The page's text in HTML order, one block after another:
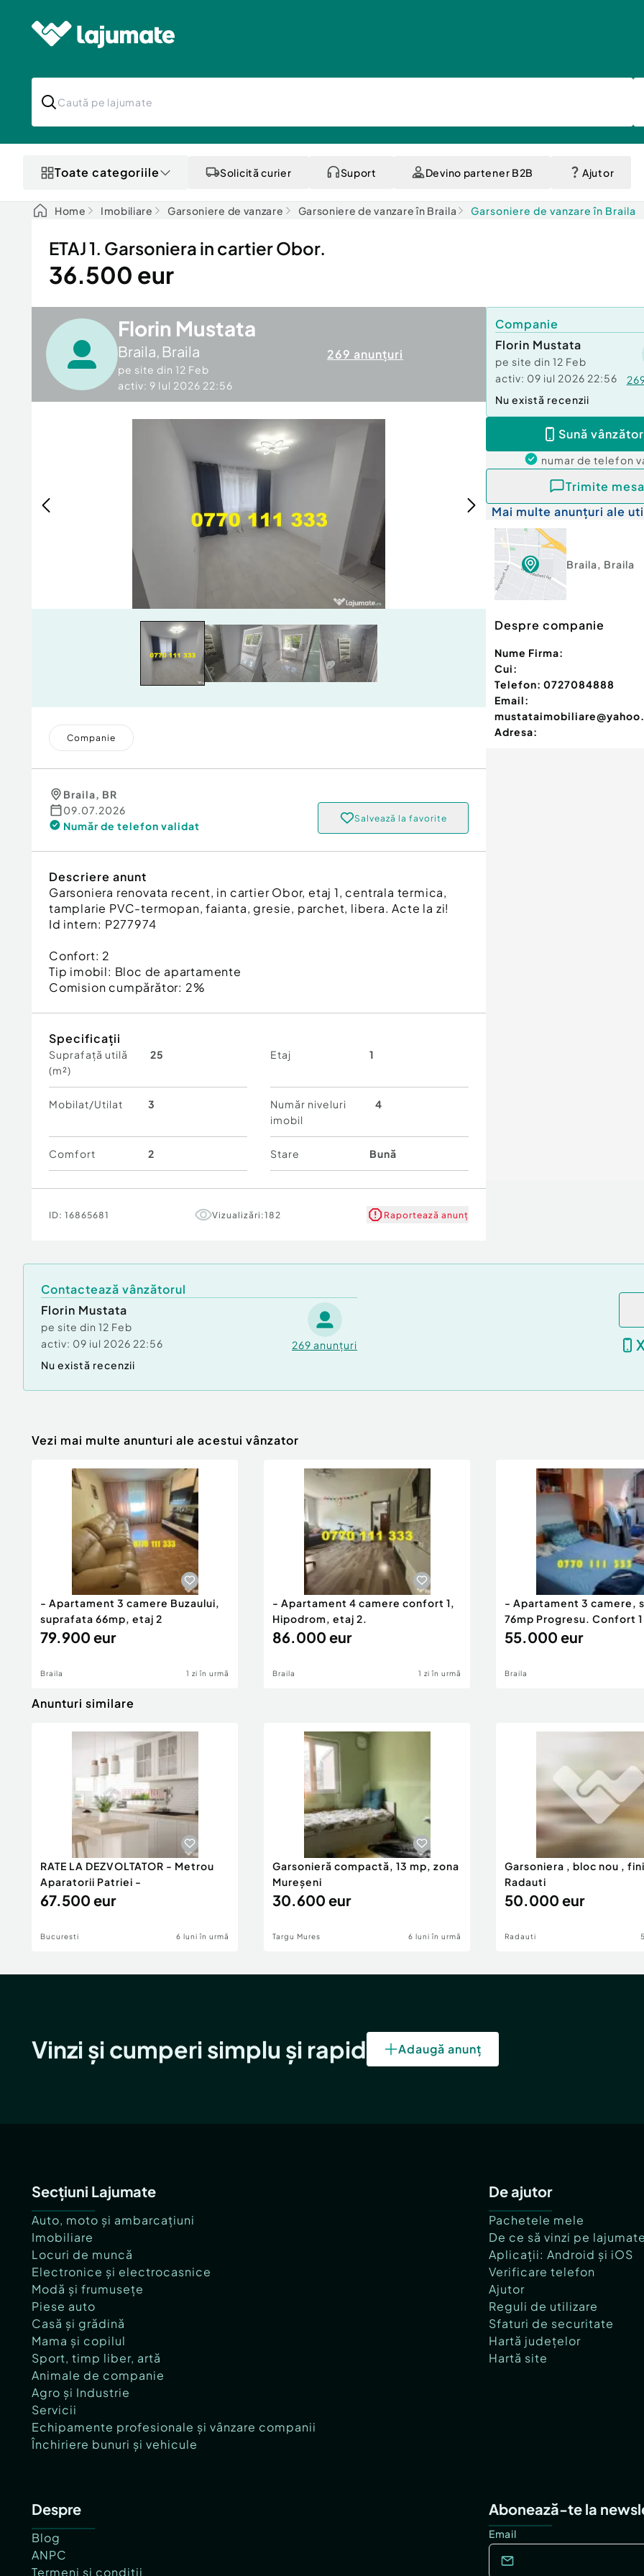
Toate categoriile Solicită curier Suport Devino partener B2B Ajutor
Home Imobiliare Garsoniere de vanzare Garsoniere de vanzare în Braila Garsoniere de vanzare în Braila
ETAJ 1. Garsoniera in cartier Obor.
36.500 eur
Florin Mustata
Braila, Braila
pe site din 12 Feb
activ: 9 Iul 2026 22:56
269 anunțuri
Companie
Braila, BR
09.07.2026
Număr de telefon validat
Salvează la favorite
Descriere anunt
Garsoniera renovata recent, in cartier Obor, etaj 1, centrala termica,
tamplarie PVC-termopan, faianta, gresie, parchet, libera. Acte la zi!
Id intern: P277974
Confort: 2
Tip imobil: Bloc de apartamente
Comision cumpărător: 2%
Specificații
Suprafață utilă
(m²)
25 Etaj 1
Mobilat/Utilat 3
Număr niveluri
imobil
4
Comfort 2 Stare Bună
ID: 16865681 Vizualizări:182 Raportează anunț
Companie
Florin Mustata
pe site din 12 Feb
activ: 09 iul 2026 22:56
Nu există recenzii
Sună
numar de telefon
Trimite
Mai multe anunțuri ale
Braila, Braila
Despre companie
Nume Firma:
Cui:
Telefon: 0727084888
Email:
Adresa:
Contactează vânzătorul
Florin Mustata
pe site din 12 Feb
activ: 09 iul 2026 22:56 269 anunțuri
Nu există recenzii
Vezi mai multe anunturi ale acestui vânzator
- Apartament 3 camere Buzaului,
suprafata 66mp, etaj 2
79.900 eur
Braila 1 zi în urmă
- Apartament 4 camere confort 1,
Hipodrom, etaj 2.
86.000 eur
Braila 1 zi în urmă
- Apartament 3 camere,
76mp Progresu. Confort
55.000 eur
Braila
Anunturi similare
RATE LA DEZVOLTATOR - Metrou
Aparatorii Patriei -
67.500 eur
Bucuresti 6 luni în urmă
Garsonieră compactă, 13 mp, zona
Mureșeni
30.600 eur
Targu Mures 6 luni în urmă
Garsoniera , bloc nou ,
Radauti
50.000 eur
Radauti
Vinzi și cumperi simplu și rapid Adaugă anunț
Secțiuni Lajumate
Auto, moto și ambarcațiuni
Imobiliare
Locuri de muncă
Electronice și electrocasnice
Modă și frumusețe
Piese auto
Casă și grădină
Mama și copilul
Sport, timp liber, artă
Animale de companie
Agro și Industrie
Servicii
Echipamente profesionale și vânzare companii
Închiriere bunuri și vehicule
De ajutor
Pachetele mele
De ce să vinzi pe
Aplicații: Android și iOS
Verificare telefon
Ajutor
Reguli de utilizare
Sfaturi de securitate
Hartă județelor
Hartă site
Despre
Blog
ANPC
Termeni și condiții
Abonează-te la
Email